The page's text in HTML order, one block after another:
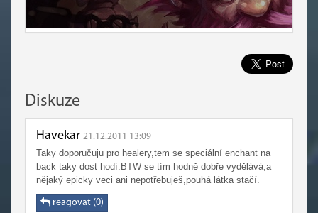
Diskuze
Havekar 21.12.2011 13:09
Taky doporučuju pro healery,tem se speciální enchant na
back taky dost hodí.BTW se tím hodně dobře vydělává,a
nějaký epicky veci ani nepotřebuješ,pouhá látka stačí.
reagovat (0)